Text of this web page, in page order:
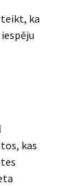
ka
kas